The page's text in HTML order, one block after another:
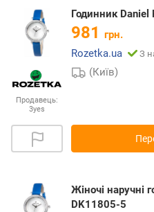
Продавець:
3yes
Годинник
981 грн.
Rozetka.ua
З
(Київ)
Жіночі наручні
DK11805-5